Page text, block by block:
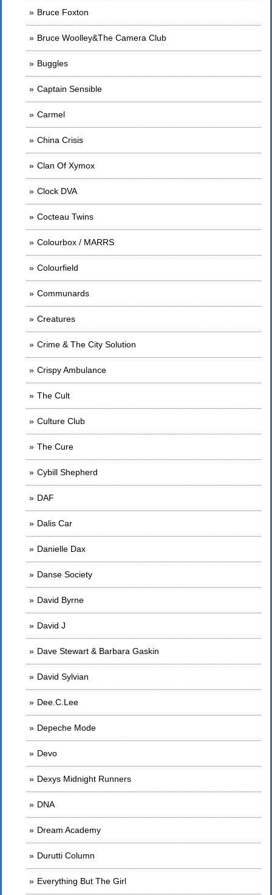
Bruce Foxton
Bruce Woolley&The Camera Club
Buggles
Captain Sensible
Carmel
China Crisis
Clan Of Xymox
Clock DVA
Cocteau Twins
Colourbox / MARRS
Colourfield
Communards
Creatures
Crime & The City Solution
Crispy Ambulance
The Cult
Culture Club
The Cure
Cybill Shepherd
DAF
Dalis Car
Danielle Dax
Danse Society
David Byrne
David J
Dave Stewart & Barbara Gaskin
David Sylvian
Dee.C.Lee
Depeche Mode
Devo
Dexys Midnight Runners
DNA
Dream Academy
Durutti Column
Everything But The Girl